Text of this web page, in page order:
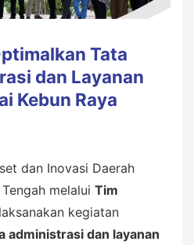
Tata
dan Layanan
Kebun Raya
dan Inovasi Daerah
melalui Tim
kegiatan
administrasi dan layanan